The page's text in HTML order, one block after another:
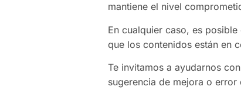
mantiene el nivel
En cualquier caso, es
que los contenidos están en
Te invitamos a ayudarnos
sugerencia de mejora o